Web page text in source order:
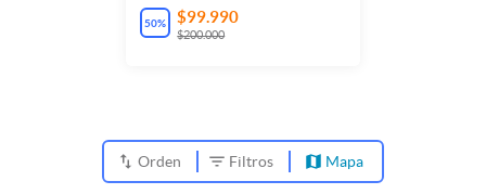
50% $99.990
$200.000
Orden Filtros Mapa